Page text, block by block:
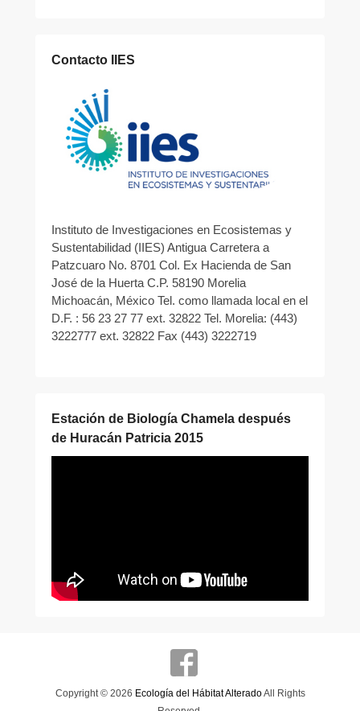
Contacto IIES
Instituto de Investigaciones en Ecosistemas y
Sustentabilidad (IIES) Antigua Carretera a
Patzcuaro No. 8701 Col. Ex Hacienda de San
José de la Huerta C.P. 58190 Morelia
Michoacán, México Tel. como llamada local en el
D.F. : 56 23 27 77 ext. 32822 Tel. Morelia: (443)
3222777 ext. 32822 Fax (443) 3222719
Estación de Biología Chamela después
de Huracán Patricia 2015
Copyright © 2026 Ecología del Hábitat AlteradoAll Rights